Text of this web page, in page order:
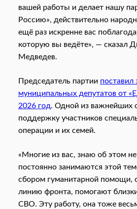
вашей работы и делает нашу
Россию», действительно
ещё раз искренне вас
которую вы ведёте», — сказал
Медведев.
Председатель партии поставил
муниципальных депутатов от
2026 год. Одной из важнейших
поддержку участников
операции и их семей.
«Многие из вас, знаю об этом
постоянно занимаются этой
сбором гуманитарной помощи,
линию фронта, помогают
СВО. Эту работу, она тоже